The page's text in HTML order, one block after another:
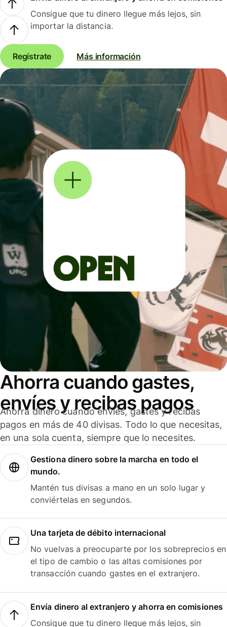
Consigue que tu dinero llegue más lejos, sin
importar la distancia.
Regístrate Más información
Ahorra cuando gastes,
envíes y recibas pagos
Ahorra dinero cuando envíes, gastes y recibas
pagos en más de 40 divisas. Todo lo que necesitas,
en una sola cuenta, siempre que lo necesites.
Gestiona dinero sobre la marcha en todo el
mundo.
Mantén tus divisas a mano en un solo lugar y
conviértelas en segundos.
Una tarjeta de débito internacional
No vuelvas a preocuparte por los sobreprecios en
el tipo de cambio o las altas comisiones por
transacción cuando gastes en el extranjero.
Envía dinero al extranjero y ahorra en comisiones
Consigue que tu dinero llegue más lejos, sin